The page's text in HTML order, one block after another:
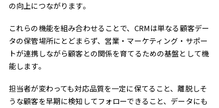
の向上につながります。
これらの機能を組み合わせることで、CRMは単なる顧客デー
タの保管場所にとどまらず、営業・マーケティング・サポー
トが連携しながら顧客との関係を育てるための基盤として機
能します。
担当者が変わっても対応品質を一定に保てること、離脱しそ
うな顧客を早期に検知してフォローできること、データにも